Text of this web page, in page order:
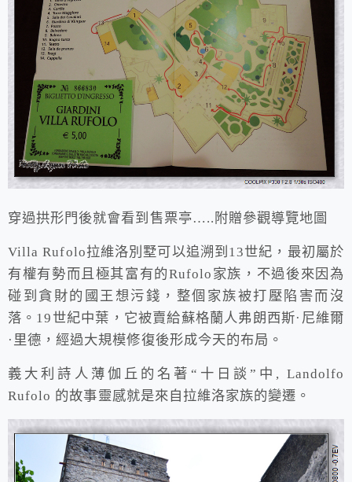
穿過拱形門後就會看到售票亭…..附贈參觀導覽地圖
Villa Rufolo拉維洛別墅可以追溯到13世紀，最初屬於
有權有勢而且極其富有的Rufolo家族，不過後來因為
碰到貪財的國王想污錢，整個家族被打壓陷害而沒
落。19世紀中葉，它被賣給蘇格蘭人弗朗西斯·尼維爾
·里德，經過大規模修復後形成今天的布局。
義大利詩人薄伽丘的名著“十日談”中, Landolfo
Rufolo 的故事靈感就是來自拉維洛家族的變遷。